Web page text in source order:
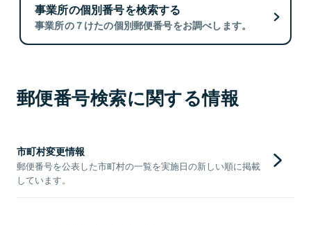
事業所の個別番号を検索する
事業所の７けたの個別郵便番号をお調べします。
郵便番号検索に関する情報
市町村変更情報
郵便番号を公表した市町村の一覧を実施日の新しい順に掲載
しています。